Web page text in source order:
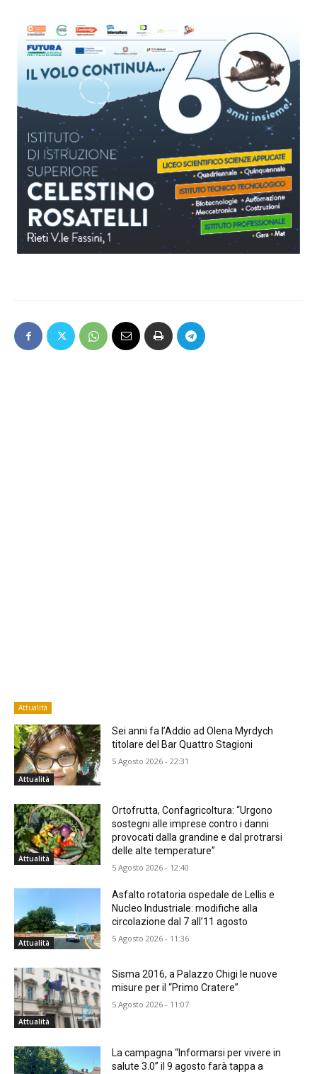
Attualità
Attualità
Sei anni fa l’Addio ad Olena Myrdych
titolare del Bar Quattro Stagioni
5 Agosto 2026 - 22:31
Attualità
Ortofrutta, Confagricoltura: “Urgono
sostegni alle imprese contro i danni
provocati dalla grandine e dal protrarsi
delle alte temperature”
5 Agosto 2026 - 12:40
Attualità
Asfalto rotatoria ospedale de Lellis e
Nucleo Industriale: modifiche alla
circolazione dal 7 all’11 agosto
5 Agosto 2026 - 11:36
Attualità
Sisma 2016, a Palazzo Chigi le nuove
misure per il “Primo Cratere”
5 Agosto 2026 - 11:07
La campagna “Informarsi per vivere in
salute 3.0” il 9 agosto farà tappa a